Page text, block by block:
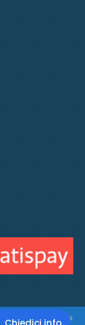
Leo e Daniela Tasca